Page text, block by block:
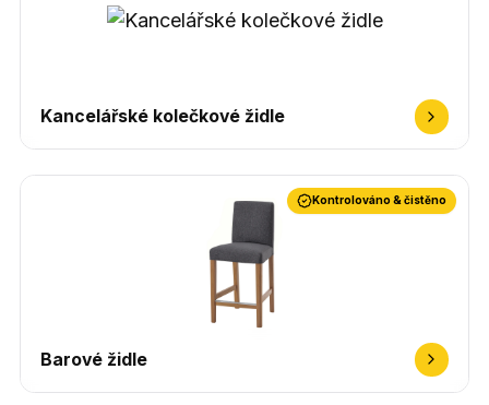
Kancelářské kolečkové židle
Kontrolováno & čistěno
Barové židle